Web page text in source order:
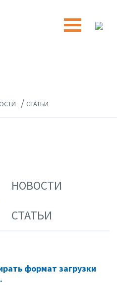
/ СТАТЬИ
НОВОСТИ
СТАТЬИ
формат загрузки